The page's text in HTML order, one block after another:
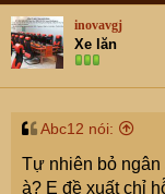
t
i
o
n
s
inovavgj
Xe lăn
Abc12 nói:
Tự nhiên bỏ ngân
à? E đề xuất chỉ